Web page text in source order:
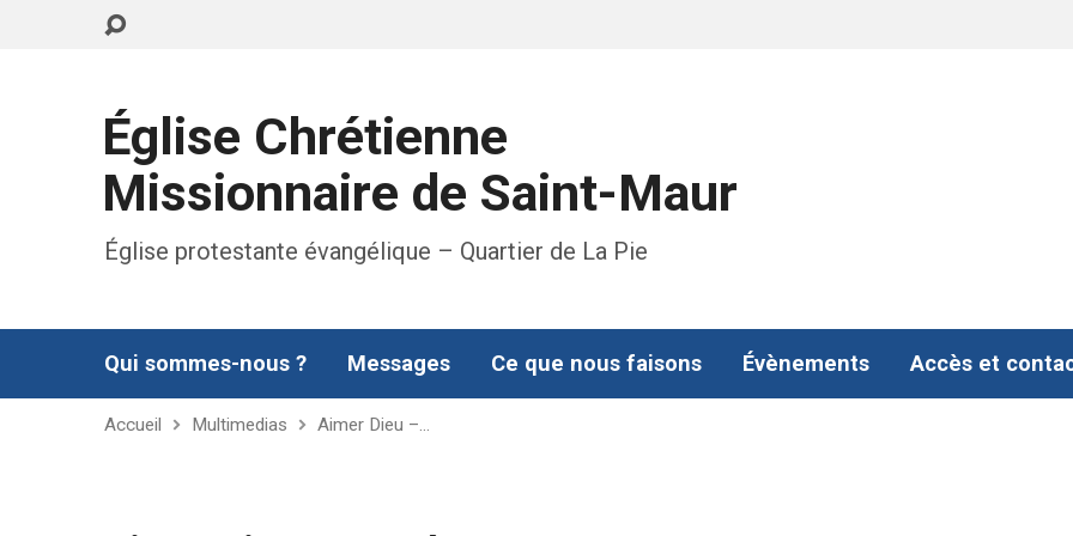
Église Chrétienne
Missionnaire de Saint-Maur
Église protestante évangélique – Quartier de La Pie
Qui sommes-nous ? Messages Ce que nous faisons Évènements Accès et
Accueil Multimedias Aimer Dieu –…